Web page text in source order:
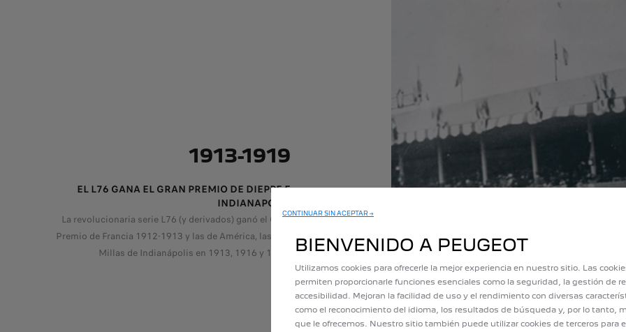
1913-1919
EL L76 GANA EL GRAN PREMIO DE DIEPPE E
INDIANAPOLIS
La revolucionaria serie L76 (y derivados) ganó el Gran
Premio de Francia 1912-1913 y las de América, las 500
Millas de Indianápolis en 1913, 1916 y 1919.
CONTINUAR SIN ACEPTAR →
BIENVENIDO A PEUGEOT
Utilizamos cookies para ofrecerle la mejor experiencia en nuestro sitio. Las
permiten proporcionarle funciones esenciales como la seguridad, la gestión de
accesibilidad. Mejoran la facilidad de uso y el rendimiento con diversas
como el reconocimiento del idioma, los resultados de búsqueda y, por lo tanto,
que le ofrecemos. Nuestro sitio también puede utilizar cookies de terceros para